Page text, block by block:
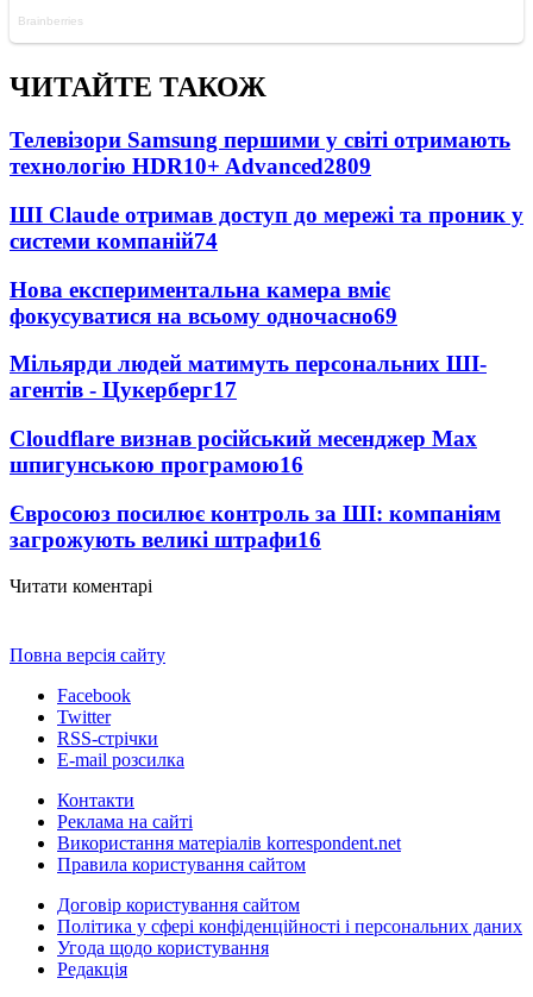
ЧИТАЙТЕ ТАКОЖ
Телевізори Samsung першими у світі отримають
технологію HDR10+ Advanced2809
ШІ Claude отримав доступ до мережі та проник у
системи компаній74
Нова експериментальна камера вміє
фокусуватися на всьому одночасно69
Мільярди людей матимуть персональних ШІ-
агентів - Цукерберг17
Cloudflare визнав російський месенджер Мах
шпигунською програмою16
Євросоюз посилює контроль за ШІ: компаніям
загрожують великі штрафи16
Читати коментарі
Повна версія сайту
Facebook
Twitter
RSS-стрічки
E-mail розсилка
Контакти
Реклама на сайті
Використання матеріалів korrespondent.net
Правила користування сайтом
Договір користування сайтом
Політика у сфері конфіденційності і персональних даних
Угода щодо користування
Редакція